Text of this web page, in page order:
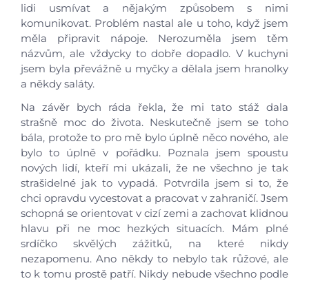
lidi usmívat a nějakým způsobem s nimi
komunikovat. Problém nastal ale u toho, když jsem
měla připravit nápoje. Nerozuměla jsem těm
názvům, ale vždycky to dobře dopadlo. V kuchyni
jsem byla převážně u myčky a dělala jsem hranolky
a někdy saláty.
Na závěr bych ráda řekla, že mi tato stáž dala
strašně moc do života. Neskutečně jsem se toho
bála, protože to pro mě bylo úplně něco nového, ale
bylo to úplně v pořádku. Poznala jsem spoustu
nových lidí, kteří mi ukázali, že ne všechno je tak
strašidelné jak to vypadá. Potvrdila jsem si to, že
chci opravdu vycestovat a pracovat v zahraničí. Jsem
schopná se orientovat v cizí zemi a zachovat klidnou
hlavu při ne moc hezkých situacích. Mám plné
srdíčko skvělých zážitků, na které nikdy
nezapomenu. Ano někdy to nebylo tak růžové, ale
to k tomu prostě patří. Nikdy nebude všechno podle